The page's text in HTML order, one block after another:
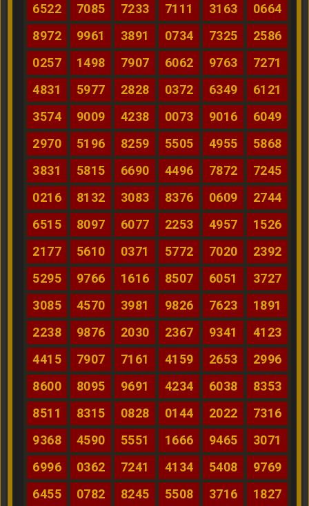
6522
7085 7233 7111 3163
0664
8972
9961 3891 0734 7325
2586
0257
1498 7907 6062 9763
7271
4831
5977 2828 0372 6349
6121
3574
9009 4238 0073 9016
6049
2970
5196 8259 5505 4955
5868
3831
5815 6690 4496 7872
7245
0216
8132 3083 8376 0609
2744
6515
8097 6077 2253 4957
1526
2177
5610 0371 5772 7020
2392
5295
9766 1616 8507 6051
3727
3085
4570 3981 9826 7623
1891
2238
9876 2030 2367 9341
4123
4415
7907 7161 4159 2653
2996
8600
8095 9691 4234 6038
8353
8511
8315 0828 0144 2022
7316
9368
4590 5551 1666 9465
3071
6996
0362 7241 4134 5408
9769
6455
0782 8245 5508 3716 1827